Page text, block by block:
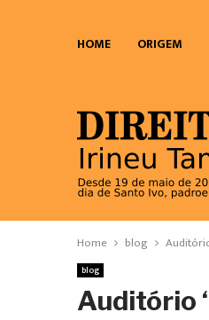
HOME ORIGEM
Home blog
blog
Auditório